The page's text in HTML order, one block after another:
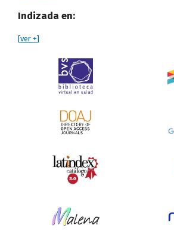
Indizada en:
[ver +]